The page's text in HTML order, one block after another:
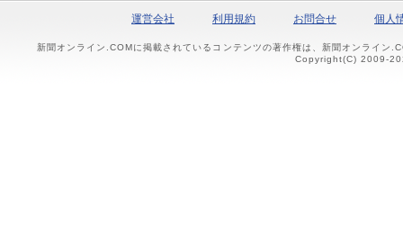
運営会社 利用規約 お問合せ 個人
新聞オンライン.COMに掲載されているコンテンツの著作権は、新聞オンライン
Copyright(C) 2009-